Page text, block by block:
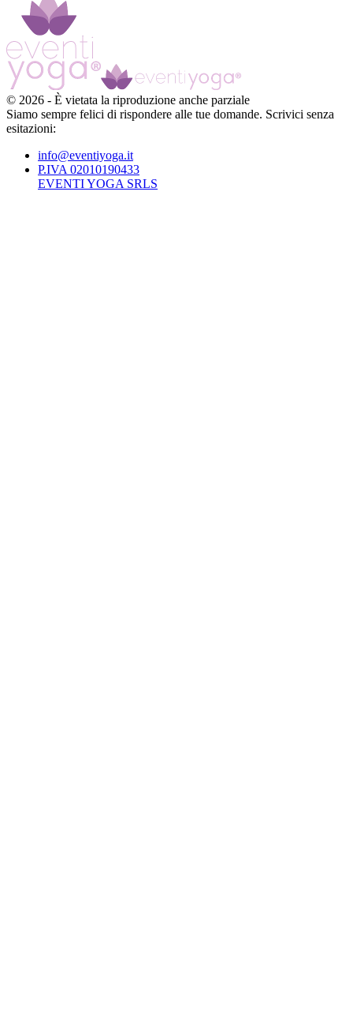
© 2026 - È vietata la riproduzione anche parziale
Siamo sempre felici di rispondere alle tue domande. Scrivici senza
esitazioni:
info@eventiyoga.it
P.IVA 02010190433
EVENTI YOGA SRLS